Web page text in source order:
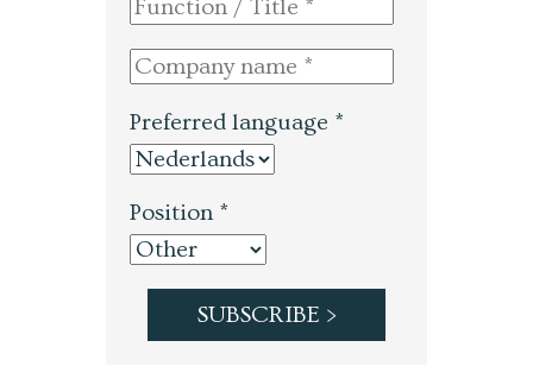
Preferred language *
Position *